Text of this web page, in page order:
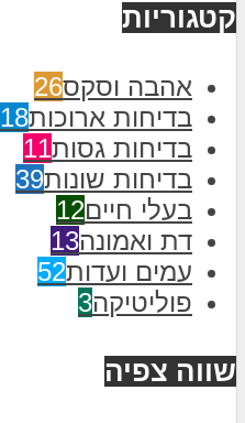
קטגוריות
אהבה וסקס26
בדיחות ארוכות18
בדיחות גסות11
בדיחות שונות39
בעלי חיים12
דת ואמונה13
עמים ועדות52
פוליטיקה3
שווה צפיה